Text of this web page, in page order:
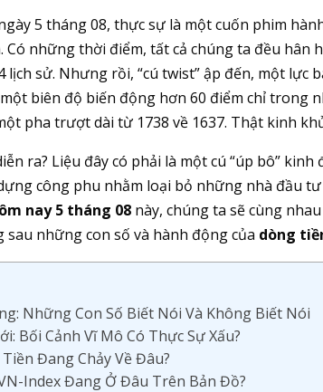
5 tháng 08, thực sự là một cuốn phim
những thời điểm, tất cả chúng ta đều hân
lịch sử. Nhưng rồi, “cú twist” ập đến, một lực
biên độ biến động hơn 60 điểm chỉ trong
pha trượt dài từ 1738 về 1637. Thật kinh
ra? Liệu đây có phải là một cú “úp bô”
công phu nhằm loại bỏ những nhà đầu
nay 5 tháng 08 này, chúng ta sẽ cùng
những con số và hành động của dòng
Những Con Số Biết Nói Và Không Biết Nói
Bối Cảnh Vĩ Mô Có Thực Sự Xấu?
Đang Chảy Về Đâu?
Index Đang Ở Đâu Trên Bản Đồ?